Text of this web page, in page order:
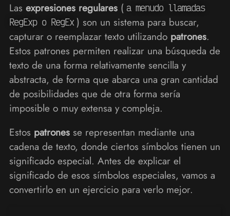
Las expresiones regulares( a menudo llamadas
RegExp o RegEx ) son un sistema para buscar,
capturar o reemplazar texto utilizando patrones.
Estos patrones permiten realizar una búsqueda de
texto de una forma relativamente sencilla y
abstracta, de forma que abarca una gran cantidad
de posibilidades que de otra forma sería
imposible o muy extensa y compleja.
Estos patronesse representan mediante una
cadena de texto, donde ciertos símbolos tienen un
significado especial. Antes de explicar el
significado de esos símbolos especiales, vamos a
convertirlo en un ejercicio para verlo mejor.